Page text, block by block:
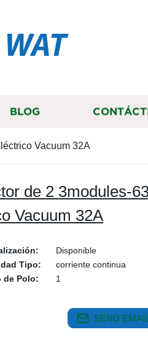
WAT
BLOG
Vacuum 32A
de 2 3modules-
Vacuum 32A
Disponible
Tipo:
corriente continua
de Polo:
1
SEND